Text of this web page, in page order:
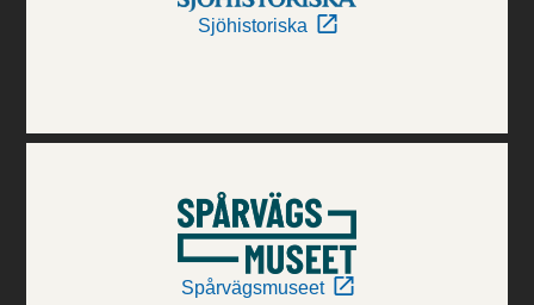
Sjöhistoriska
Spårvägsmuseet